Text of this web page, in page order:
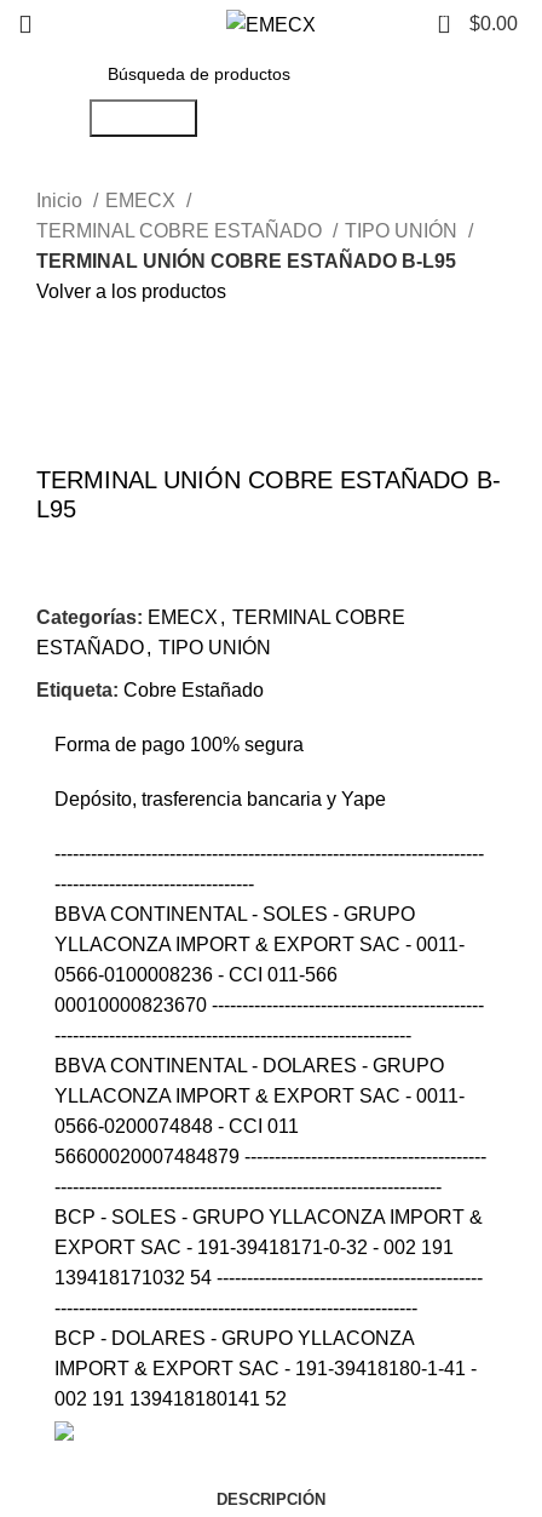
0 $0.00
Inicio
EMECX
TERMINAL COBRE ESTAÑADO
TIPO UNIÓN
TERMINAL UNIÓN COBRE ESTAÑADO B-L95
Volver a los productos
TERMINAL UNIÓN COBRE ESTAÑADO B-
L95
Categorías: EMECX , TERMINAL COBRE
ESTAÑADO, TIPO UNIÓN
Etiqueta: Cobre Estañado
Forma de pago 100% segura
Depósito, trasferencia bancaria y Yape
-----------------------------------------------------------------------
---------------------------------
BBVA CONTINENTAL - SOLES - GRUPO
YLLACONZA IMPORT & EXPORT SAC - 0011-
0566-0100008236 - CCI 011-566
00010000823670 ---------------------------------------------
-----------------------------------------------------------
BBVA CONTINENTAL - DOLARES - GRUPO
YLLACONZA IMPORT & EXPORT SAC - 0011-
0566-0200074848 - CCI 011
56600020007484879 ----------------------------------------
----------------------------------------------------------------
BCP - SOLES - GRUPO YLLACONZA IMPORT &
EXPORT SAC - 191-39418171-0-32 - 002 191
139418171032 54 --------------------------------------------
------------------------------------------------------------
BCP - DOLARES - GRUPO YLLACONZA
IMPORT & EXPORT SAC - 191-39418180-1-41 -
002 191 139418180141 52
DESCRIPCIÓN